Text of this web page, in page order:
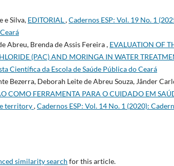
e Silva, EDITORIAL,Cadernos ESP: Vol. 19 No. 1
Abreu, Brenda de Assis Fereira , EVALUATION OF
(PAC) AND MORINGA IN WATER
Cientí­fica da Escola de Saúde Pública do Ceará
Bezerra, Deborah Leite de Abreu Souza, Jânder
COMO FERRAMENTA PARA O CUIDADO EM
territory,Cadernos ESP: Vol. 14 No. 1 (2020):
similarity search for this article.